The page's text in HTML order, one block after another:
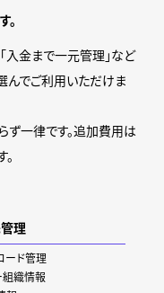
入金まで一元管理」など
んでご利用いただけま
ず一律です。追加費用は
理
ード管理
組織情報